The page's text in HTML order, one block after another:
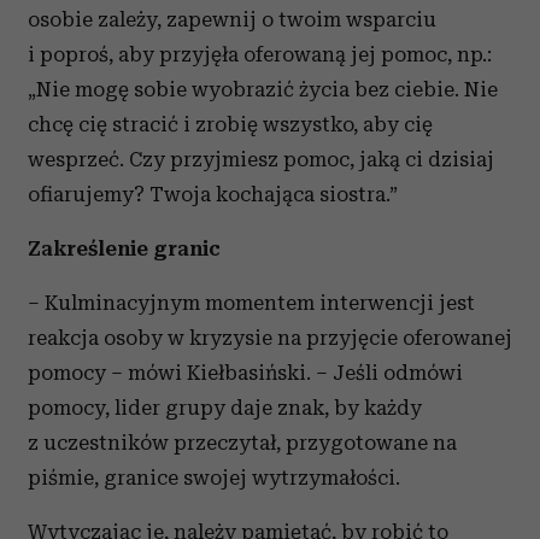
osobie zależy, zapewnij o twoim wsparciu
i poproś, aby przyjęła oferowaną jej pomoc, np.:
„Nie mogę sobie wyobrazić życia bez ciebie. Nie
chcę cię stracić i zrobię wszystko, aby cię
wesprzeć. Czy przyjmiesz pomoc, jaką ci dzisiaj
ofiarujemy? Twoja kochająca siostra.”
Zakreślenie granic
– Kulminacyjnym momentem interwencji jest
reakcja osoby w kryzysie na przyjęcie oferowanej
pomocy – mówi Kiełbasiński. – Jeśli odmówi
pomocy, lider grupy daje znak, by każdy
z uczestników przeczytał, przygotowane na
piśmie, granice swojej wytrzymałości.
Wytyczając je, należy pamiętać, by robić to